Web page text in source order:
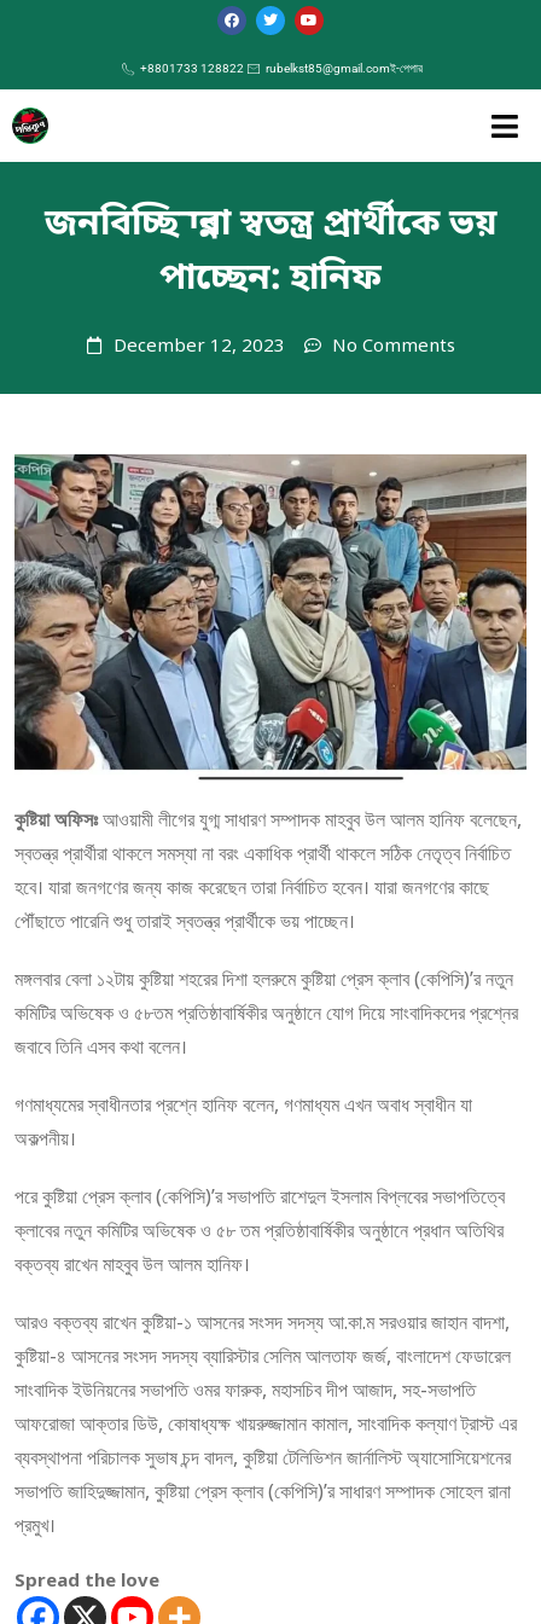
+8801733 128822 rubelkst85@gmail.comই-পেপার
জনবিচ্ছিন্নরা স্বতন্ত্র প্রার্থীকে ভয়
পাচ্ছেন: হানিফ
December 12, 2023 No Comments
কুষ্টিয়া অফিসঃআওয়ামী লীগের যুগ্ম সাধারণ সম্পাদক মাহবুব উল আলম হানিফ বলেছেন,
স্বতন্ত্র প্রার্থীরা থাকলে সমস্যা না বরং একাধিক প্রার্থী থাকলে সঠিক নেতৃত্ব নির্বাচিত
হবে। যারা জনগণের জন্য কাজ করেছেন তারা নির্বাচিত হবেন। যারা জনগণের কাছে
পৌঁছাতে পারেনি শুধু তারাই স্বতন্ত্র প্রার্থীকে ভয় পাচ্ছেন।
মঙ্গলবার বেলা ১২টায় কুষ্টিয়া শহরের দিশা হলরুমে কুষ্টিয়া প্রেস ক্লাব (কেপিসি)’র নতুন
কমিটির অভিষেক ও ৫৮তম প্রতিষ্ঠাবার্ষিকীর অনুষ্ঠানে যোগ দিয়ে সাংবাদিকদের প্রশ্নের
জবাবে তিনি এসব কথা বলেন।
গণমাধ্যমের স্বাধীনতার প্রশ্নে হানিফ বলেন, গণমাধ্যম এখন অবাধ স্বাধীন যা
অকল্পনীয়।
পরে কুষ্টিয়া প্রেস ক্লাব (কেপিসি)’র সভাপতি রাশেদুল ইসলাম বিপ্লবের সভাপতিত্বে
ক্লাবের নতুন কমিটির অভিষেক ও ৫৮ তম প্রতিষ্ঠাবার্ষিকীর অনুষ্ঠানে প্রধান অতিথির
বক্তব্য রাখেন মাহবুব উল আলম হানিফ।
আরও বক্তব্য রাখেন কুষ্টিয়া-১ আসনের সংসদ সদস্য আ.কা.ম সরওয়ার জাহান বাদশা,
কুষ্টিয়া-৪ আসনের সংসদ সদস্য ব্যারিস্টার সেলিম আলতাফ জর্জ, বাংলাদেশ ফেডারেল
সাংবাদিক ইউনিয়নের সভাপতি ওমর ফারুক, মহাসচিব দীপ আজাদ, সহ-সভাপতি
আফরোজা আক্তার ডিউ, কোষাধ্যক্ষ খায়রুজ্জামান কামাল, সাংবাদিক কল্যাণ ট্রাস্ট এর
ব্যবস্থাপনা পরিচালক সুভাষ চন্দ বাদল, কুষ্টিয়া টেলিভিশন জার্নালিস্ট অ্যাসোসিয়েশনের
সভাপতি জাহিদুজ্জামান, কুষ্টিয়া প্রেস ক্লাব (কেপিসি)’র সাধারণ সম্পাদক সোহেল রানা
প্রমুখ।
Spread the love